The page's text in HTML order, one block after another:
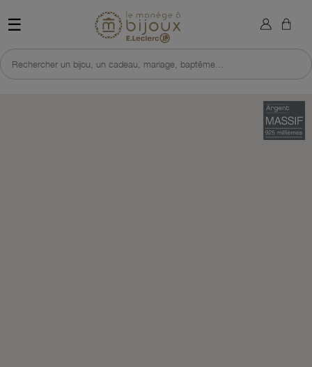
☰ Retour à l'accueil du site
Rechercher un bijou, un cadeau, mariage, baptême...
×